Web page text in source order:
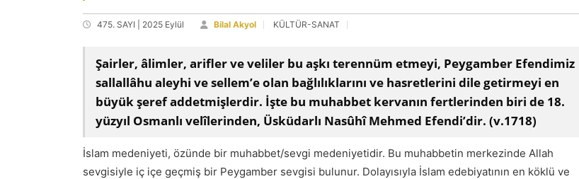
475. SAYI | 2025 Eylül Bilal Akyol KÜLTÜR-SANAT
Şairler, âlimler, arifler ve veliler bu aşkı terennüm etmeyi, Peygamber Efendimiz
sallallâhu aleyhi ve sellem’e olan bağlılıklarını ve hasretlerini dile getirmeyi en
büyük şeref addetmişlerdir. İşte bu muhabbet kervanın fertlerinden biri de 18.
yüzyıl Osmanlı velîlerinden, Üsküdarlı Nasûhî Mehmed Efendi’dir. (v.1718)
İslam medeniyeti, özünde bir muhabbet/sevgi medeniyetidir. Bu muhabbetin merkezinde Allah
sevgisiyle iç içe geçmiş bir Peygamber sevgisi bulunur. Dolayısıyla İslam edebiyatının en köklü ve